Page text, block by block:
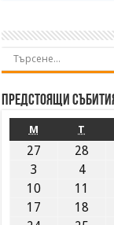
Предстоящи
M T
27 28
3
4
10
11
17
18